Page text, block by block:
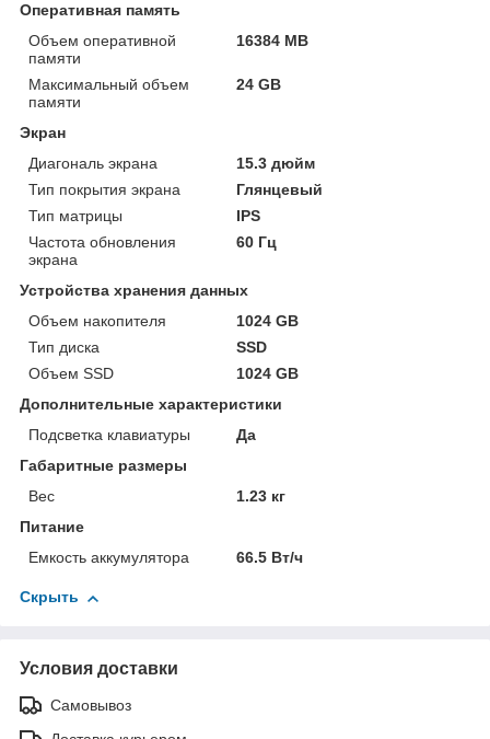
Оперативная память
Объем оперативной
памяти
16384 MB
Максимальный объем
памяти
24 GB
Экран
Диагональ экрана
15.3 дюйм
Тип покрытия экрана
Глянцевый
Тип матрицы
IPS
Частота обновления
экрана
60 Гц
Устройства хранения данных
Объем накопителя
1024 GB
Тип диска
SSD
Объем SSD
1024 GB
Дополнительные характеристики
Подсветка клавиатуры
Да
Габаритные размеры
Вес
1.23 кг
Питание
Емкость аккумулятора
66.5 Вт/ч
Скрыть
Условия доставки
Самовывоз